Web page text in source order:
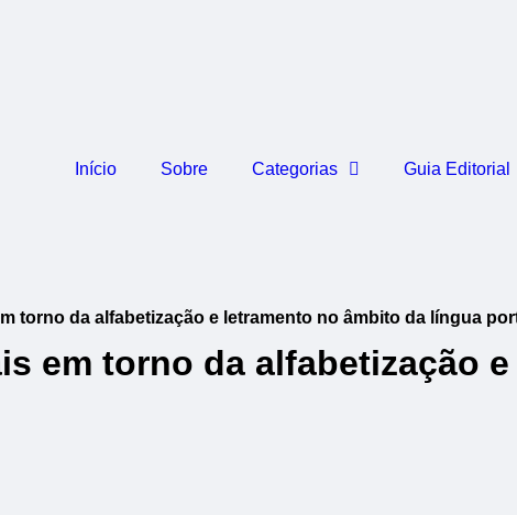
Início Sobre Categorias Guia Editorial
torno da alfabetização e letramento no âmbito da língua
em torno da alfabetização